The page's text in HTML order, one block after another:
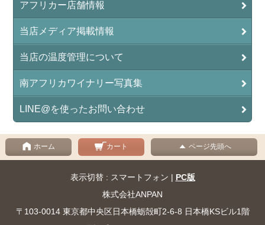
アフリカー店舗情報
当店メディア掲載情報
当店の温度管理について
南アフリカワイナリー写真集
LINE@を使ったお問い合わせ
ホーム カート ページ先頭へ
表示切替 : スマートフォン | PC版
株式会社ANPAN
〒103-0014 東京都中央区日本橋蛎殻町2-6-8 日本橋KSビル1階